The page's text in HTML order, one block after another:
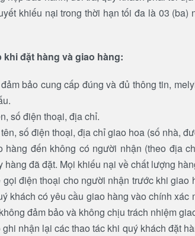
khiếu nại trong thời hạn tối đa là 03
đặt hàng và giao hàng:
bảo cung cấp đúng và đủ thông tin,
số điện thoại, địa chỉ.
số điện thoại, địa chỉ giao hoa (số nhà,
hàng đến không có người nhận (theo địa
hàng đã đặt. Mọi khiếu nại về chất lượng
gọi điện thoại cho người nhận trước khi
khách có yêu cầu giao hàng vào chính
đảm bảo và không chịu trách nhiệm
nhận lại các thao tác khi quý khách đặt